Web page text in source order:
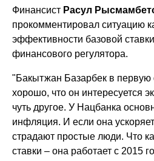
Финансист Расул
прокомментировал ситуацию
эффективности базовой
финансового регулятора.
"Бакытжан Базарбек в первую
хорошо, что он интересуется
чуть другое. У Нацбанка
инфляция. И если она
страдают простые люди. Что
ставки – она работает с 2015